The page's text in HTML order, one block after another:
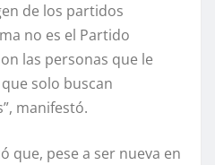
de los partidos
no es el Partido
las personas que le
solo buscan
manifestó.
que, pese a ser nueva en